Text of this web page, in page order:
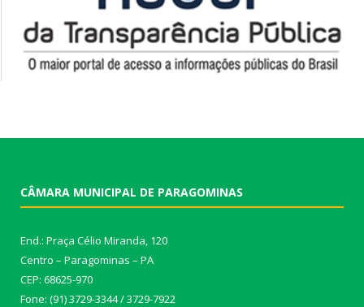
CÂMARA MUNICIPAL DE PARAGOMINAS
End.: Praça Célio Miranda, 120
Centro – Paragominas – PA
CEP: 68625-970
Fone: (91) 3729-3344 / 3729-7922